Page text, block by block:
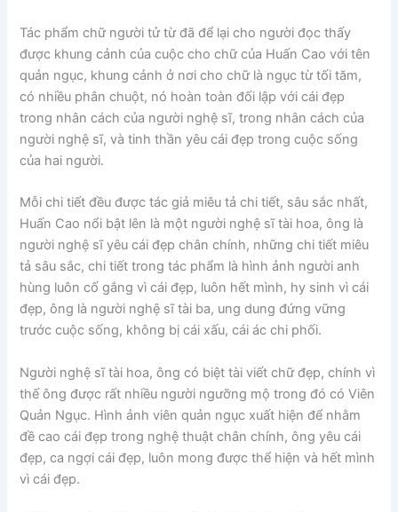
Tác phẩm chữ người tử từ đã để lại cho người đọc thấy
được khung cảnh của cuộc cho chữ của Huấn Cao với tên
quản ngục, khung cảnh ở nơi cho chữ là ngục từ tối tăm,
có nhiều phân chuột, nó hoàn toàn đối lập với cái đẹp
trong nhân cách của người nghệ sĩ, trong nhân cách của
người nghệ sĩ, và tinh thần yêu cái đẹp trong cuộc sống
của hai người.
Mỗi chi tiết đều được tác giả miêu tả chi tiết, sâu sắc nhất,
Huấn Cao nổi bật lên là một người nghệ sĩ tài hoa, ông là
người nghệ sĩ yêu cái đẹp chân chính, những chi tiết miêu
tả sâu sắc, chi tiết trong tác phẩm là hình ảnh người anh
hùng luôn cố gắng vì cái đẹp, luôn hết mình, hy sinh vì cái
đẹp, ông là người nghệ sĩ tài ba, ung dung đứng vững
trước cuộc sống, không bị cái xấu, cái ác chi phối.
Người nghệ sĩ tài hoa, ông có biệt tài viết chữ đẹp, chính vì
thế ông được rất nhiều người ngưỡng mộ trong đó có Viên
Quản Ngục. Hình ảnh viên quản ngục xuất hiện để nhằm
đề cao cái đẹp trong nghệ thuật chân chính, ông yêu cái
đẹp, ca ngợi cái đẹp, luôn mong được thể hiện và hết mình
vì cái đẹp.